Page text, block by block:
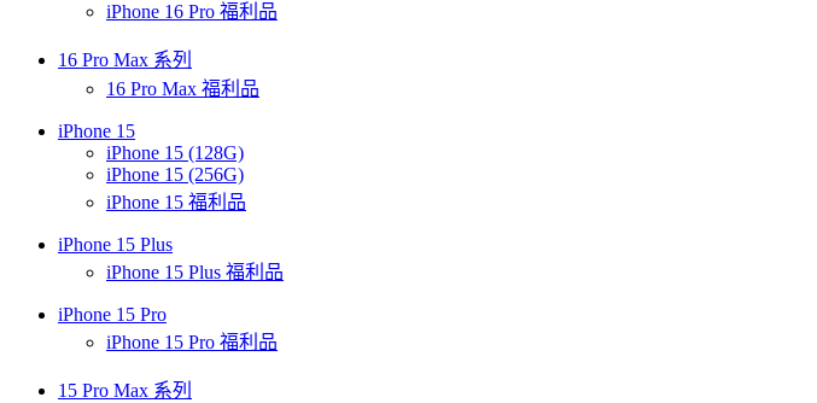
iPhone 16 Pro 福利品
16 Pro Max 系列
16 Pro Max 福利品
iPhone 15
iPhone 15 (128G)
iPhone 15 (256G)
iPhone 15 福利品
iPhone 15 Plus
iPhone 15 Plus 福利品
iPhone 15 Pro
iPhone 15 Pro 福利品
15 Pro Max 系列